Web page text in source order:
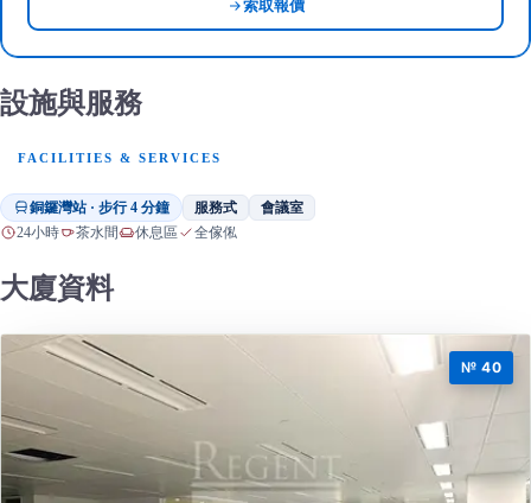
索取報價
設施與服務
FACILITIES & SERVICES
銅鑼灣站 · 步行 4 分鐘 服務式 會議室
24小時 茶水間 休息區 全傢俬
大廈資料
№ 40